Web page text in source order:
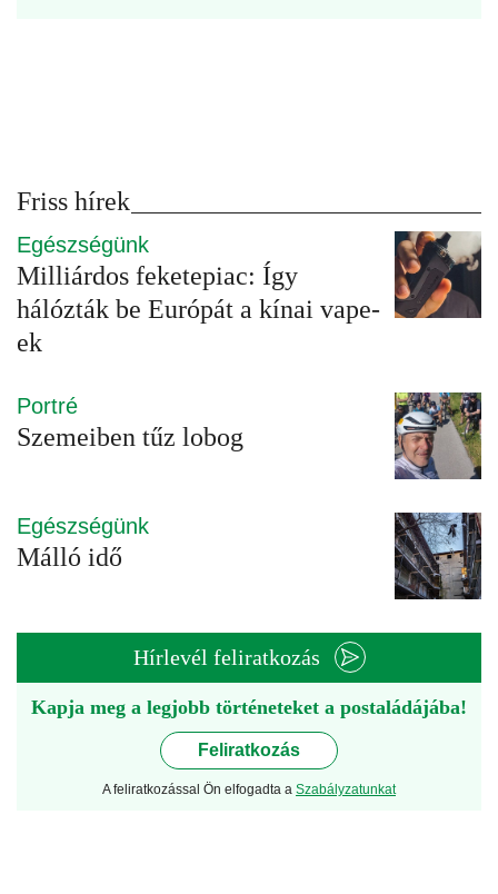
Friss hírek
Egészségünk
Milliárdos feketepiac: Így
hálózták be Európát a kínai vape-
ek
Portré
Szemeiben tűz lobog
Egészségünk
Málló idő
Hírlevél feliratkozás
Kapja meg a legjobb történeteket a postaládájába!
Feliratkozás
A feliratkozással Ön elfogadta a Szabályzatunkat